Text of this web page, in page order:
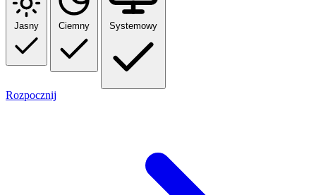
Jasny Ciemny Systemowy
Rozpocznij